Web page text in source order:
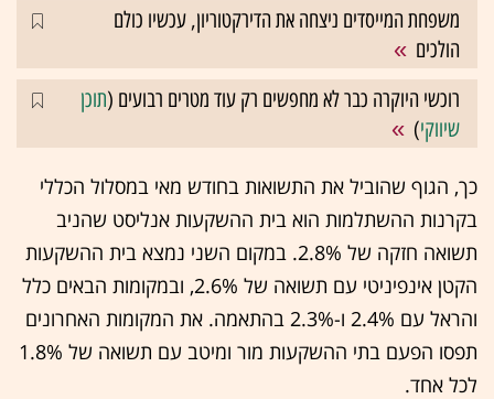
משפחת המייסדים ניצחה את הדירקטוריון, עכשיו כולם
הולכים
רוכשי היוקרה כבר לא מחפשים רק עוד מטרים רבועים (תוכן
שיווקי)
כך, הגוף שהוביל את התשואות בחודש מאי במסלול הכללי
בקרנות ההשתלמות הוא בית ההשקעות אנליסט שהניב
תשואה חזקה של 2.8%. במקום השני נמצא בית ההשקעות
הקטן אינפיניטי עם תשואה של 2.6%, ובמקומות הבאים כלל
והראל עם 2.4% ו-2.3% בהתאמה. את המקומות האחרונים
תפסו הפעם בתי ההשקעות מור ומיטב עם תשואה של 1.8%
לכל אחד.